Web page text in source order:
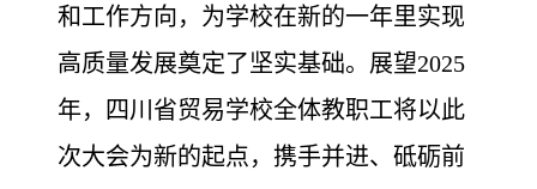
和工作方向，为学校在新的一年里实现
高质量发展奠定了坚实基础。展望2025
年，四川省贸易学校全体教职工将以此
次大会为新的起点，携手并进、砥砺前